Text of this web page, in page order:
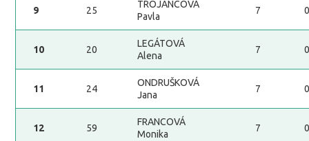
9 25
TROJANCOVÁ
Pavla
7
10 20
LEGÁTOVÁ
Alena
7
11 24
ONDRUŠKOVÁ
Jana
7
12 59
FRANCOVÁ
Monika
7